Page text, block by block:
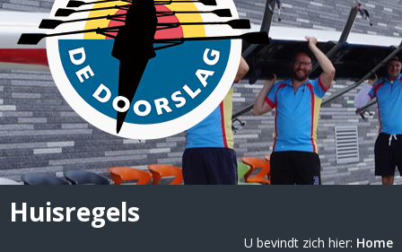
Huisregels
U bevindt zich hier: Home